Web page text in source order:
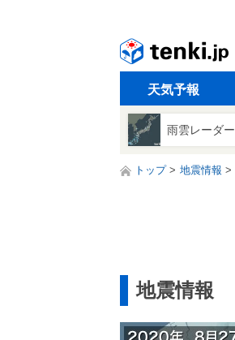
天気予報
雨雲レーダー
トップ 地震情報
地震情報